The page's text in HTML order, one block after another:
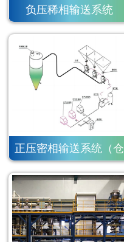
负压稀相输送系统
正压密相输送系统（仓
泵）